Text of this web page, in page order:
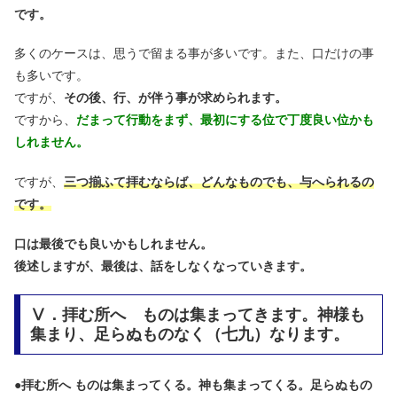
です。
多くのケースは、思うで留まる事が多いです。また、口だけの事
も多いです。
ですが、 その後、行、が伴う事が求められます。
ですから、 だまって行動をまず、最初にする位で丁度良い位かも
しれません。
ですが、 三つ揃ふて拝むならば、どんなものでも、与へられるの
です。
口は最後でも良いかもしれません。
後述しますが、最後は、話をしなくなっていきます。
Ⅴ．拝む所へ ものは集まってきます。神様も
集まり、足らぬものなく（七九）なります。
●拝む所へ ものは集まってくる。神も集まってくる。足らぬもの